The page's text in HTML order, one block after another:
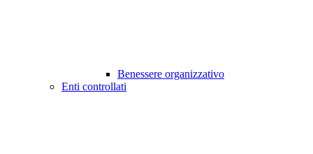
Benessere organizzativo
Enti controllati